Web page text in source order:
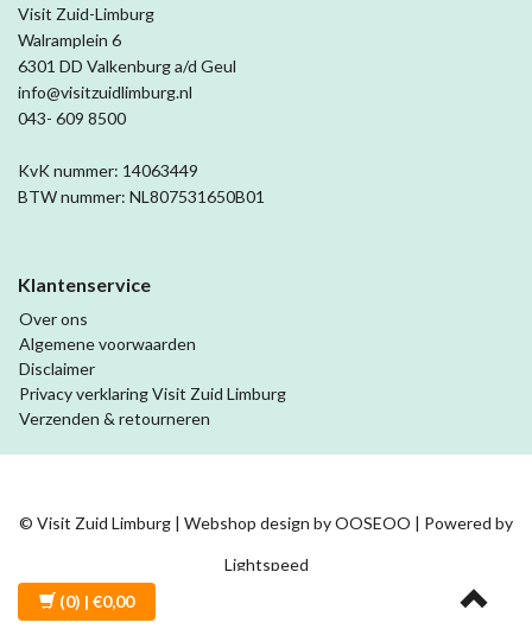
Visit Zuid-Limburg
Walramplein 6
6301 DD Valkenburg a/d Geul
info@visitzuidlimburg.nl
043- 609 8500
KvK nummer: 14063449
BTW nummer: NL807531650B01
Klantenservice
Over ons
Algemene voorwaarden
Disclaimer
Privacy verklaring Visit Zuid Limburg
Verzenden & retourneren
© Visit Zuid Limburg | Webshop design byOOSEOO | Powered by
Lightspeed
(0) | €0,00